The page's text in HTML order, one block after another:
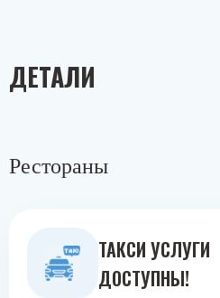
ДЕТАЛИ
Рестораны
ТАКСИ УСЛУГИ
ДОСТУПНЫ!